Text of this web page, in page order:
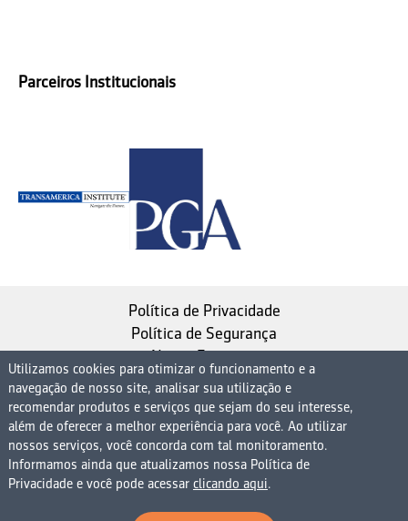
Parceiros Institucionais
Política de Privacidade
Política de Segurança
Nosso Estatuto
Instituto de Longevidade MAG, uma empresa do
Grupo MAG
| CNPJ 08.474.765/0001-75
Avenida Presidente Juscelino Kubitschek, 1830, 15º
andar bloco 1 (parte), Condomínio Edifício São Luiz -
Vila Nova Conceição
Utilizamos cookies para otimizar o funcionamento e a
navegação de nosso site, analisar sua utilização e
recomendar produtos e serviços que sejam do seu interesse,
além de oferecer a melhor experiência para você. Ao utilizar
nossos serviços, você concorda com tal monitoramento.
Informamos ainda que atualizamos nossa Política de
Privacidade e você pode acessar clicando aqui.